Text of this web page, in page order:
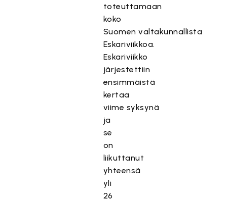
toteuttamaan
koko
Suomen valtakunnallista
Eskariviikkoa.
Eskariviikko
järjestettiin
ensimmäistä
kertaa
viime syksynä
ja
se
on
liikuttanut
yhteensä
yli
26